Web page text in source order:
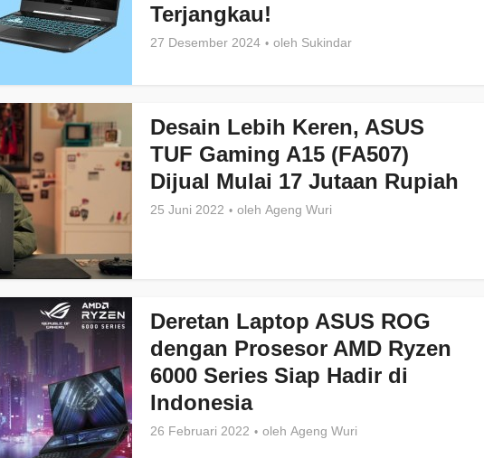
Terjangkau!
27 Desember 2024 oleh Sukindar
Desain Lebih Keren, ASUS
TUF Gaming A15 (FA507)
Dijual Mulai 17 Jutaan Rupiah
25 Juni 2022 oleh Ageng Wuri
Deretan Laptop ASUS ROG
dengan Prosesor AMD Ryzen
6000 Series Siap Hadir di
Indonesia
26 Februari 2022 oleh Ageng Wuri